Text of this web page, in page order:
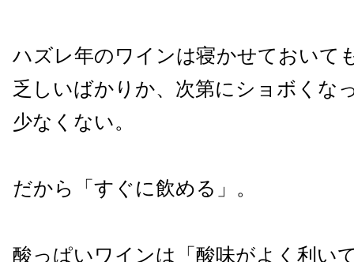
ハズレ年のワインは寝かせておいて
乏しいばかりか、次第にショボくな
少なくない。
だから「すぐに飲める」。
酸っぱいワインは「酸味がよく利い